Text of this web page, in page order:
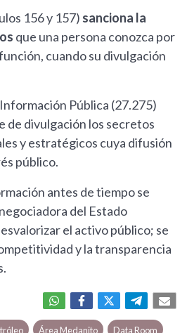
156 y 157) sanciona la
que una persona conozca por
cuando su divulgación
Pública (27.275)
de divulgación los secretos
y estratégicos cuya difusión
público.
antes de tiempo se
del Estado
el activo público; se
y la transparencia
Área Medanito Data Room